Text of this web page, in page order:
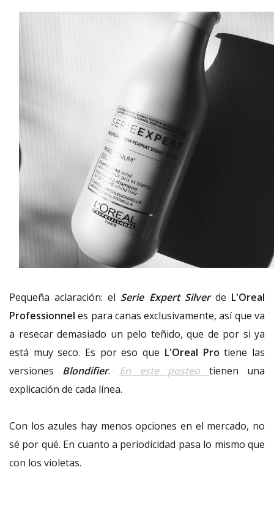
Pequeña aclaración: el Serie Expert Silverde L'Oreal
Professionnel es para canas exclusivamente, así que va
a resecar demasiado un pelo teñido, que de por si ya
está muy seco. Es por eso que L'Oreal Pro tiene las
versiones Blondifier. En este posteo tienen una
explicación de cada línea.
Con los azules hay menos opciones en el mercado, no
sé por qué. En cuanto a periodicidad pasa lo mismo que
con los violetas.